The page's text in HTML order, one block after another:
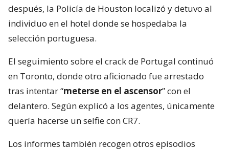
después, la Policía de Houston localizó y detuvo al
individuo en el hotel donde se hospedaba la
selección portuguesa.
El seguimiento sobre el crack de Portugal continuó
en Toronto, donde otro aficionado fue arrestado
tras intentar “meterse en el ascensor” con el
delantero. Según explicó a los agentes, únicamente
quería hacerse un selfie con CR7.
Los informes también recogen otros episodios